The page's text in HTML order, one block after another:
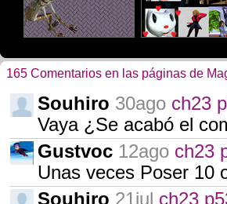
165 Comentarios en las páginas de
Souhiro 30ago ch23
Vaya ¿Se acabó el
Gustvoc 12ago ch23
Unas veces Poser 10
Souhiro 21jul ch23